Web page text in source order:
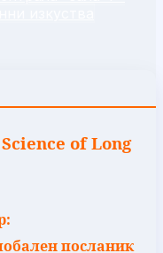
of Long
посланик